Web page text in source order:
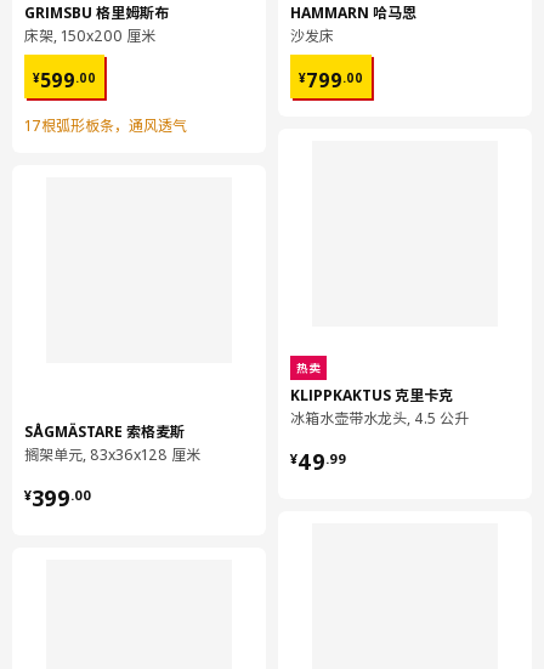
GRIMSBU 格里姆斯布
床架, 150x200 厘米
¥599.00
¥ 599.00
17根弧形板条，通风透气
SÅGMÄSTARE 索格麦斯
搁架单元, 83x36x128 厘米
¥399.00
¥ 399.00
HAMMARN 哈马恩
沙发床
¥799.00
¥ 799.00
热卖
KLIPPKAKTUS 克里卡克
冰箱水壶带水龙头, 4.5 公升
¥49.99
¥ 49.99